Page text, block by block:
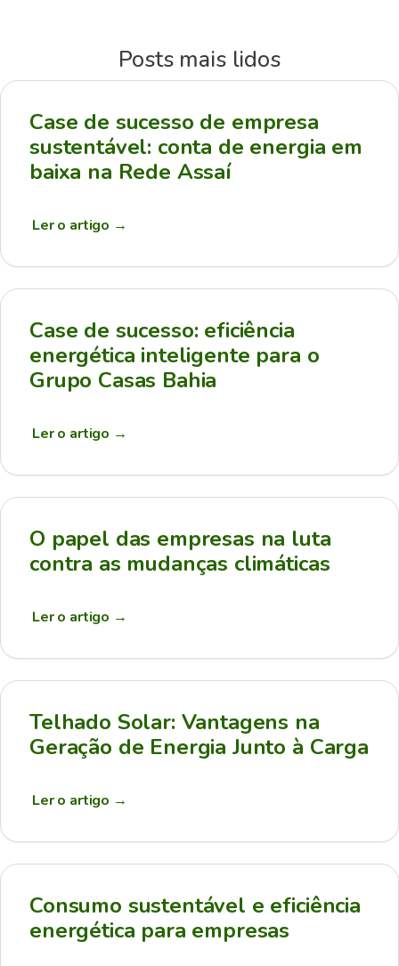
Posts mais lidos
Case de sucesso de empresa
sustentável: conta de energia em
baixa na Rede Assaí
Ler o artigo →
Case de sucesso: eficiência
energética inteligente para o
Grupo Casas Bahia
Ler o artigo →
O papel das empresas na luta
contra as mudanças climáticas
Ler o artigo →
Telhado Solar: Vantagens na
Geração de Energia Junto à Carga
Ler o artigo →
Consumo sustentável e eficiência
energética para empresas